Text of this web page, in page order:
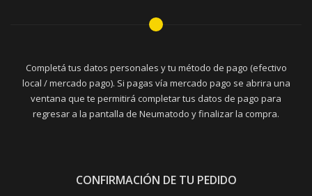
Completá tus datos personales y tu método de pago (efectivo
local / mercado pago). Si pagas vía mercado pago se abrira una
ventana que te permitirá completar tus datos de pago para
regresar a la pantalla de Neumatodo y finalizar la compra.
CONFIRMACIÓN DE TU PEDIDO